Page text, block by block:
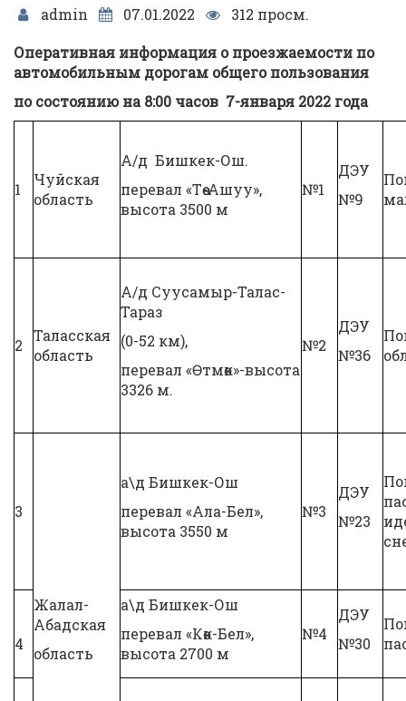
admin 07.01.2022
312 просм.
Оперативная информация о проезжаемости по
автомобильным дорогам общего пользования
по состоянию на8:00 часов 7-января 2022 года
1
Чуйская
область
А/д Бишкек-Ош.
перевал «Төө-Ашуу»,
высота 3500 м
№1
ДЭУ
№9
2
Таласская
область
А/д Суусамыр-Талас-
Тараз
(0-52 км),
перевал «Өтмөк»-высота
3326 м.
№2
ДЭУ
№36
3
Жалал-
Абадская
область
а\д Бишкек-Ош
перевал «Ала-Бел»,
высота 3550 м
№3
ДЭУ
№23
4
а\д Бишкек-Ош
перевал «Көк-Бел»,
высота 2700 м
№4
ДЭУ
№30